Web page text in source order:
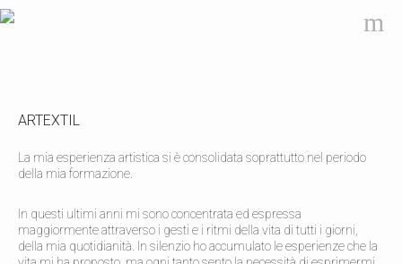
m
ARTEXTIL
La mia esperienza artistica si è consolidata soprattutto nel periodo
della mia formazione.
In questi ultimi anni mi sono concentrata ed espressa
maggiormente attraverso i gesti e i ritmi della vita di tutti i giorni,
della mia quotidianità. In silenzio ho accumulato le esperienze che la